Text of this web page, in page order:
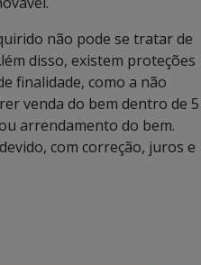
não pode se tratar de
disso, existem proteções
finalidade, como a não
venda do bem dentro de 5
arrendamento do bem.
com correção, juros e